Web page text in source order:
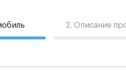
2. Описание